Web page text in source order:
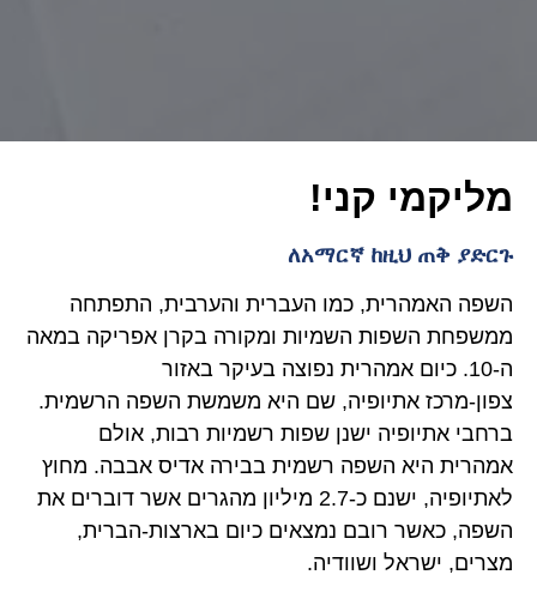
מליקמי קני!
ለአማርኛ ከዚህ ጠቅ ያድርጉ
השפה האמהרית, כמו העברית והערבית, התפתחה
ממשפחת השפות השמיות ומקורה בקרן אפריקה במאה
ה-10. כיום אמהרית נפוצה בעיקר באזור
צפון-מרכז אתיופיה, שם היא משמשת השפה הרשמית.
ברחבי אתיופיה ישנן שפות רשמיות רבות, אולם
אמהרית היא השפה רשמית בבירה אדיס אבבה. מחוץ
לאתיופיה, ישנם כ-2.7 מיליון מהגרים אשר דוברים את
השפה, כאשר רובם נמצאים כיום בארצות-הברית,
מצרים, ישראל ושוודיה.